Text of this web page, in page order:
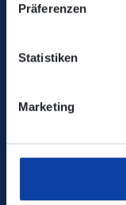
Präferenzen
Statistiken
Marketing
VRM-App nutzen